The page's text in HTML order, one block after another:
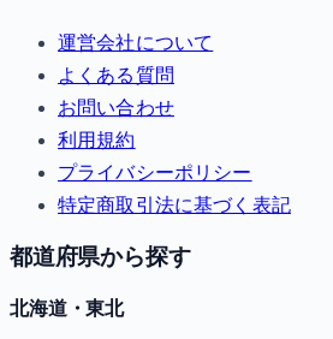
運営会社について
よくある質問
お問い合わせ
利用規約
プライバシーポリシー
特定商取引法に基づく表記
都道府県から探す
北海道・東北